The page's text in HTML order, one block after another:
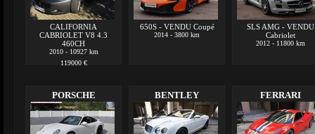
CALIFORNIA
CABRIOLET V8 4.3
460CH
2010 - 10927 km
119000 €
650S - VENDU Coupé
2014 - 3800 km
SLS AMG - VENDU
Cabriolet
2012 - 11800 km
PORSCHE BENTLEY FERRARI